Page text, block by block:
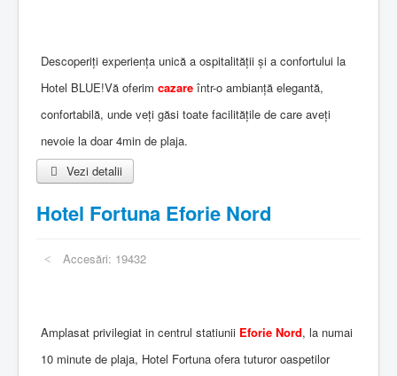
Descoperiți experiența unică a ospitalității și a confortului la
Hotel BLUE!Vă oferim cazare într-o ambianță elegantă,
confortabilă, unde veți găsi toate facilitățile de care aveți
nevoie la doar 4min de plaja.
Vezi detalii
Hotel Fortuna Eforie Nord
Accesări: 19432
Amplasat privilegiat in centrul statiunii Eforie Nord, la numai
10 minute de plaja, Hotel Fortuna ofera tuturor oaspetilor